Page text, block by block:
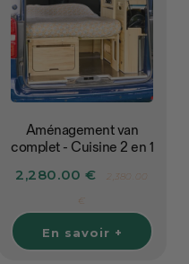
Aménagement van
complet - Cuisine 2 en 1
2,280.00 € 2,380.00
€
En savoir +